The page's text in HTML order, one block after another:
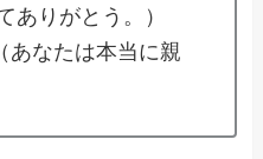
ありがとう。）
あなたは本当に親